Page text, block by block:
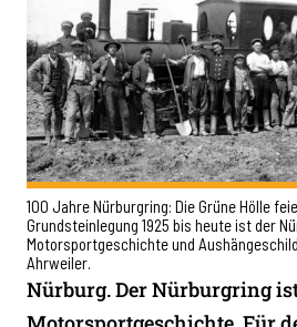
100 Jahre Nürburgring: Die Grüne Hölle
Grundsteinlegung 1925 bis heute ist der
Motorsportgeschichte und
Ahrweiler.
Nürburg. Der Nürburgring